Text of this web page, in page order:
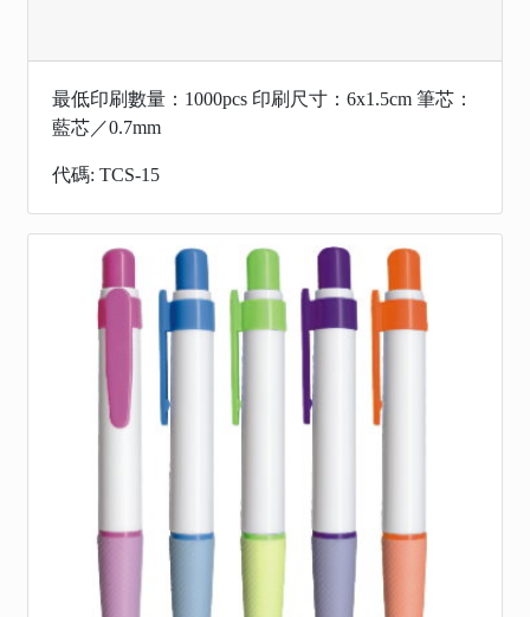
最低印刷數量：1000pcs 印刷尺寸：6x1.5cm 筆芯：
藍芯／0.7mm
代碼: TCS-15